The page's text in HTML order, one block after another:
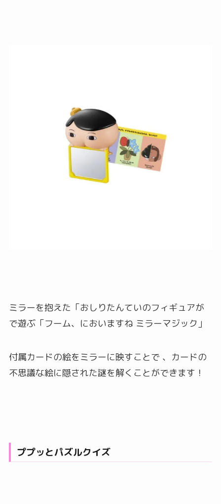
ミラーを抱えた「おしりたんていのフィギュアが
で遊ぶ「フーム、においますね ミラーマジック」
付属カードの絵をミラーに映すことで 、カードの
不思議な絵に隠された謎を解くことができます！
ププッとパズルクイズ